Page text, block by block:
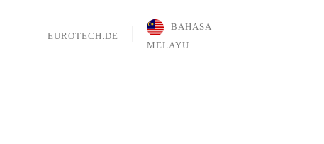
EUROTECH.DE
BAHASA
MELAYU